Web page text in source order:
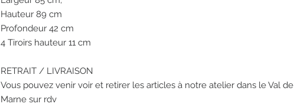
Hauteur 89 cm
Profondeur 42 cm
4 Tiroirs hauteur 11 cm
RETRAIT / LIVRAISON
Vous pouvez venir voir et retirer les articles à notre atelier dans le Val de
Marne sur rdv